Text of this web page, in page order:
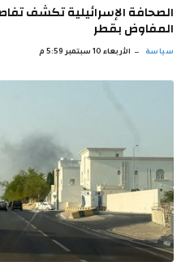
الصحافة الإسرائيلية تكشف
المفاوض بقطر
سياسة الأربعاء 10 سبتمبر 5:59 م